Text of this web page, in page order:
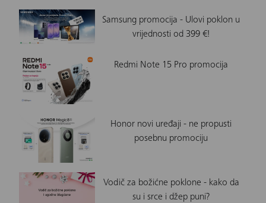
Samsung promocija - Ulovi poklon u
vrijednosti od 399 €!
Redmi Note 15 Pro promocija
Honor novi uređaji - ne propusti
posebnu promociju
Vodič za božićne poklone - kako da
su i srce i džep puni?